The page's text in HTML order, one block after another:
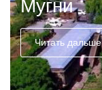
Мугни
Читать дальше